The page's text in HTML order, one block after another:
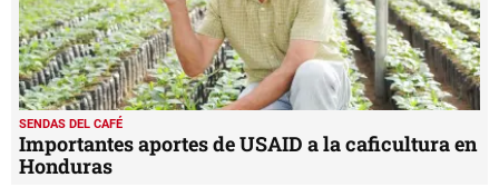
SENDAS DEL CAFÉ
Importantes aportes de USAID a la caficultura en
Honduras